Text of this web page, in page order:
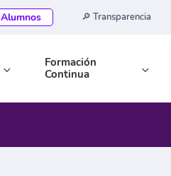
🔎 Transparencia
Formación
Continua